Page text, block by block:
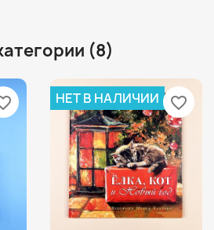
(8)
НЕТ В НАЛИЧИИ favorite_border